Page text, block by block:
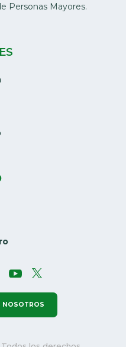
Personas Mayores.
NOSOTROS